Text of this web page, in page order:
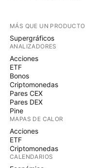
MÁS QUE UN PRODUCTO
Supergráficos
ANALIZADORES
Acciones
ETF
Bonos
Criptomonedas
Pares CEX
Pares DEX
Pine
MAPAS DE CALOR
Acciones
ETF
Criptomonedas
CALENDARIOS